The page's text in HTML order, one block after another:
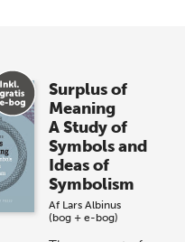
Surplus of
Meaning
A Study of
Symbols and
Ideas of
Symbolism
Af Lars Albinus
(bog + e-bog)